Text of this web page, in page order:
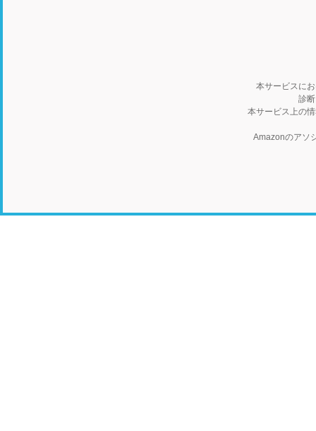
本サービスに
診
本サービス上の
Amazonのアソ